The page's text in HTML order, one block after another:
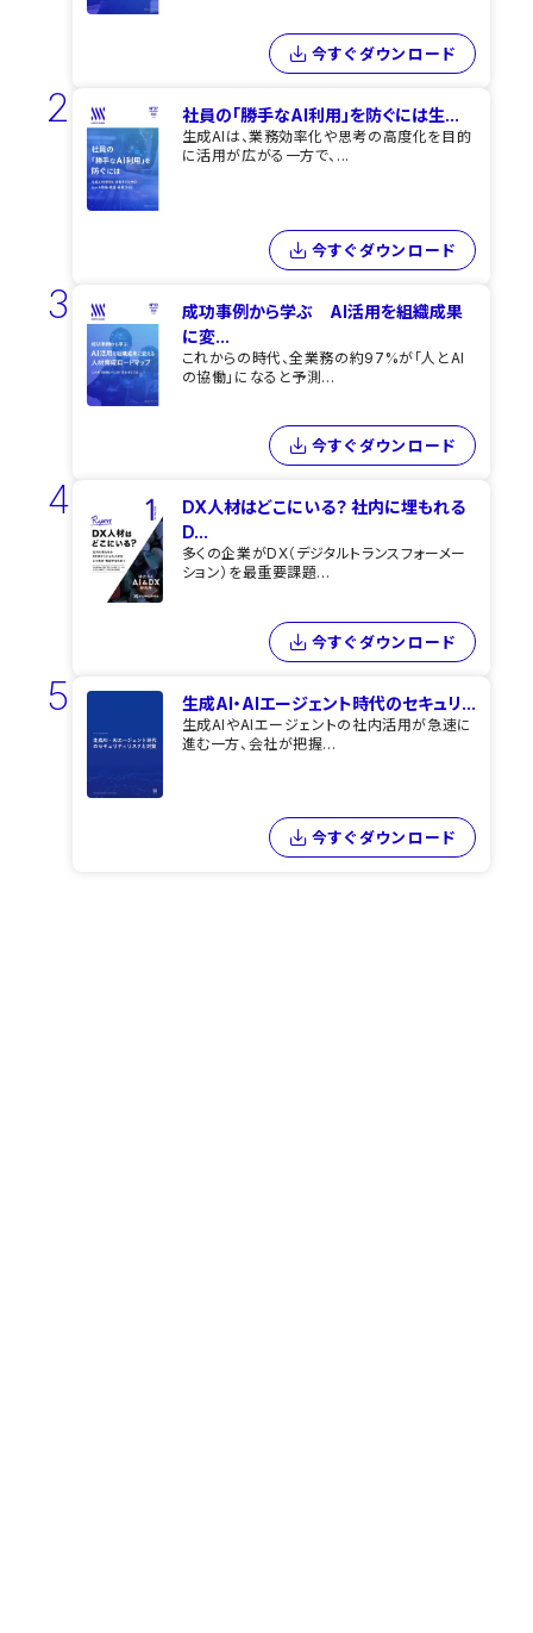
今すぐダウンロード
2 社員の「勝手なAI利用」を​防ぐには​生...
生成AIは、業務効率化や思考の高度化を目的
に活用が広がる一方で、...
今すぐダウンロード
3
成功事例から学ぶ AI活用を組織成果
に変...
これからの時代、全業務の約97%が「人とAI
の協働」になると予測...
今すぐダウンロード
4
DX人材はどこにいる？ 社内に埋もれる
D...
多くの企業がDX（デジタルトランスフォーメー
ション）を最重要課題...
今すぐダウンロード
5 生成AI・AIエージェント時代のセキュリ...
生成AIやAIエージェントの社内活用が急速に
進む一方、会社が把握...
今すぐダウンロード